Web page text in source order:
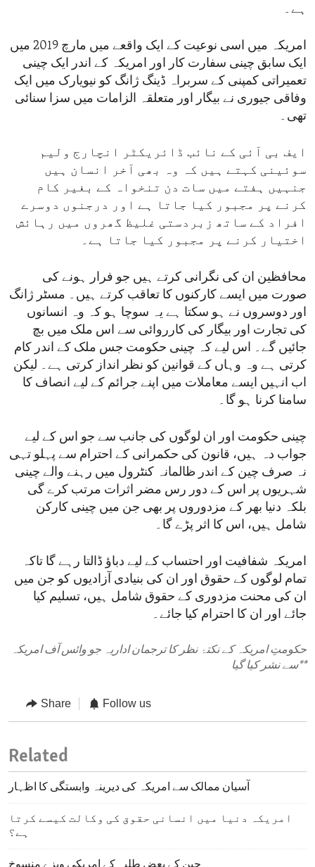
ہے۔
امریکہ میں اسی نوعیت کے ایک واقعے میں مارچ 2019 میں
ایک سابق چینی سفارت کار اور امریکہ کے اندر ایک چینی
تعمیراتی کمپنی کے سربراہ ڈینگ ژانگ کو نیویارک میں ایک
وفاقی جیوری نے بیگار اور متعلقہ الزامات میں سزا سنائی
تھی۔
ایف بی آئی کے نائب ڈائریکٹر انچارج ولیم
سوئینی کہتے ہیں کہ وہ بھی آخر انسان ہیں
جنہیں ہفتے میں سات دن تنخواہ کے بغیر کام
کرنے پر مجبور کیا جاتا ہے اور درجنوں دوسرے
افراد کے ساتھ زبردستی غلیظ گھروں میں رہائش
اختیار کرنے پر مجبور کیا جاتا ہے۔
محافظین ان کی نگرانی کرتے ہیں جو فرار ہونے کی
صورت میں ایسے کارکنوں کا تعاقب کرتے ہیں۔ مسٹر ژانگ
اور دوسروں نے ہو سکتا ہے یہ سوچا ہو کہ وہ انسانوں
کی تجارت اور بیگار کی کارروائی سے اس ملک میں بچ
جائیں گے۔ اس لیے کہ چینی حکومت جس ملک کے اندر کام
کرتی ہے وہ وہاں کے قوانین کو نظر انداز کرتی ہے۔ لیکن
اب انہیں ایسے معاملات میں اپنے جرائم کے لیے انصاف کا
سامنا کرنا ہو گا۔
چینی حکومت اور ان لوگوں کی جانب سے جو اس کے لیے
جواب دہ ہیں، قانون کی حکمرانی کے احترام سے پہلو تہی
نہ صرف چین کے اندر ظالمانہ کنٹرول میں رہنے والے چینی
شہریوں پر اس کے دور رس مضر اثرات مرتب کرے گی
بلکہ دنیا بھر کے مزدوروں پر بھی جن میں چینی کارکن
شامل ہیں، اس کا اثر پڑے گا۔
امریکہ شفافیت اور احتساب کے لیے دباؤ ڈالتا رہے گا تاکہ
تمام لوگوں کے حقوق اور ان کی بنیادی آزادیوں کو جن میں
ان کی محنت مزدوری کے حقوق شامل ہیں، تسلیم کیا
جائے اور ان کا احترام کیا جائے۔
حکومتِ امریکہ کے نکتۂ نظر کا ترجمان اداریہ جو وائس آف امریکہ
سے نشر کیا گیا**
Share Follow us
Related
آسیان ممالک سے امریکہ کی دیرینہ وابستگی کا اظہار
امریکہ دنیا میں انسانی حقوق کی وکالت کیسے کرتا
ہے؟